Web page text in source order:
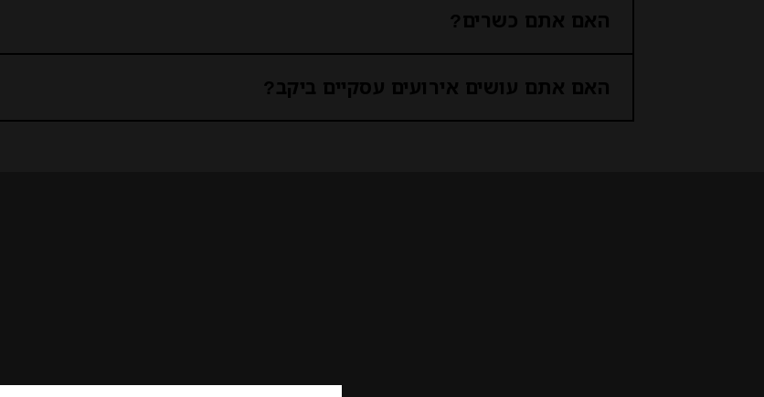
האם אתם כשרים?
האם אתם עושים אירועים עסקיים ביקב?